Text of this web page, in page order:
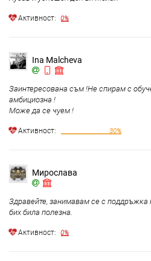
Aктивност: 0%
Ina Malcheva
Заинтересована съм !Не спирам с
амбициозна !
Може да се чуем !
Aктивност: 30%
Мирослава
Здравейте, занимавам се с
бих била полезна.
Aктивност: 0%